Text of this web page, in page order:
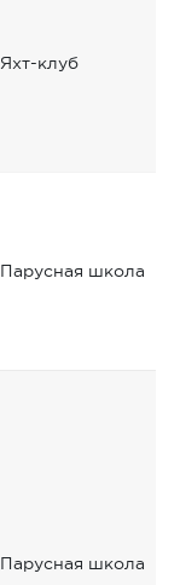
Яхт-клуб
Парусная школа
Парусная школа